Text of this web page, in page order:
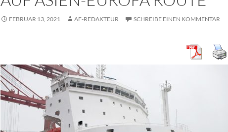
FEBRUAR 13, 2021 AF-REDAKTEUR SCHREIBE EINEN KOMMENTAR